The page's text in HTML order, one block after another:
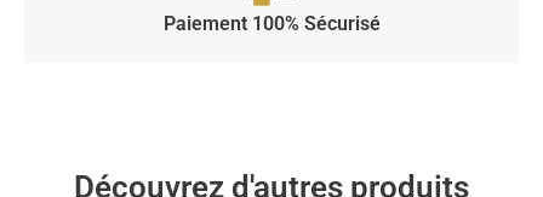
Paiement 100% Sécurisé
Découvrez d'autres produits